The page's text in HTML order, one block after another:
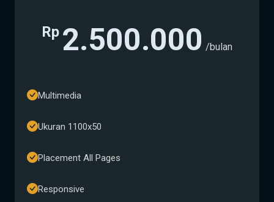
Rp 2.500.000 /bulan
Multimedia
Ukuran 1100x50
Placement All Pages
Responsive